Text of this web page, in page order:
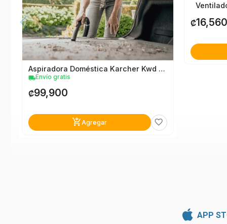
Aspiradora Doméstica Karcher Kwd 3 V-17/6/20
local_shippingEnvío gratis
₡99,900
add_shopping_cartAgregar favorite_border
₡16,560
APP